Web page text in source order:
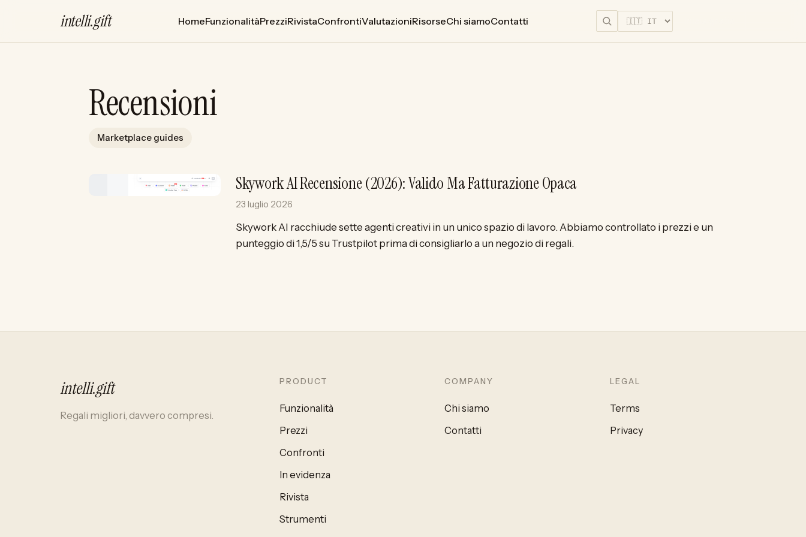
Recensioni
Marketplace guides
Skywork AI Recensione (2026): Valido Ma Fatturazione Opaca
23 luglio 2026
Skywork AI racchiude sette agenti creativi in un unico spazio di lavoro. Abbiamo controllato i prezzi e un
punteggio di 1,5/5 su Trustpilot prima di consigliarlo a un negozio di regali.
intelli.gift HomeFunzionalitàPrezziRivistaConfrontiValutazioniRisorseChi siamoContatti
intelli.gift
Regali migliori, davvero compresi.
PRODUCT
Funzionalità
Prezzi
Confronti
In evidenza
Rivista
Strumenti
COMPANY
Chi siamo
Contatti
LEGAL
Terms
Privacy